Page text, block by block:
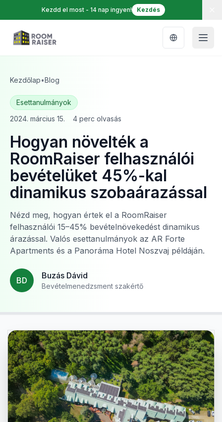
Kezdd el most - 14 nap ingyen! Kezdés
Kezdőlap•Blog
•Hogyan növelték a RoomRaiser felhasználói bevételüket 45%-kal dinamikus szobaárazással
Esettanulmányok
2024. március 15.
4 perc olvasás
Hogyan növelték a
RoomRaiser felhasználói
bevételüket 45%-kal
dinamikus szobaárazással
Nézd meg, hogyan értek el a RoomRaiser
felhasználói 15–45% bevételnövekedést dinamikus
árazással. Valós esettanulmányok az AR Forte
Apartments és a Panoráma Hotel Noszvaj példáján.
BD Buzás Dávid
Bevételmenedzsment szakértő